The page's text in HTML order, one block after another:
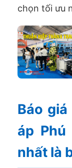
chọn tối ưu
Báo
áp
nhất là